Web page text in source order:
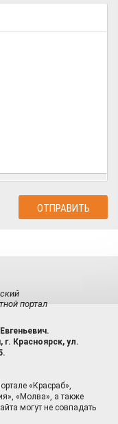
портал
г. Красноярск, ул.
«Красраб»,
«Молва», а также
могут не совпадать